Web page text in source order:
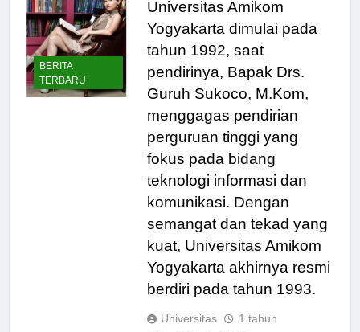
BERITA
TERBARU
Universitas Amikom
Yogyakarta dimulai pada
tahun 1992, saat
pendirinya, Bapak Drs.
Guruh Sukoco, M.Kom,
menggagas pendirian
perguruan tinggi yang
fokus pada bidang
teknologi informasi dan
komunikasi. Dengan
semangat dan tekad yang
kuat, Universitas Amikom
Yogyakarta akhirnya resmi
berdiri pada tahun 1993.